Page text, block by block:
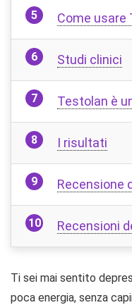
Come usare
Studi clinici
Testolan è
I risultati
Recensione
Recensioni
Ti sei mai sentito
poca energia, senza